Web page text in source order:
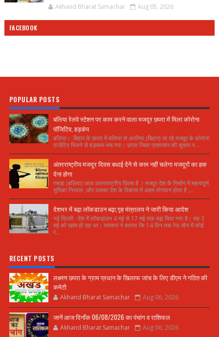
Akhand Bharat Samachar Aug 05, 2026
FACEBOOK
POPULAR POSTS
बलिया रेलवे स्टेशन पर काम करने वाला मजदूर छपरा में मिला कोरोना
पॉजिटिव, हड़कंप
बलिया। बिहार के छपरा में बलिया से अररिया (बिहार) जा रहे मजदूर के कोरोना
पाजेटिव मिलने से हड़कम्प मच गया। छपरा जिला प्रशासन की सूचना प...
अंतरराष्ट्रीय मजदूर दिवस बधाई देने से काम नहीं चलेगा मजदूरों का हक
देना होगा
रसड़ा (बलिया) आज अंतरराष्ट्रीय दिवस है । मजदूर देश के निर्माण में महत्वपूर्ण
भूमिका निभाता ,और उसका देश के विकास में अहम योगदान होता है ,...
देशभर में बढ़ा लॉकडाउन बढ़ा,गृह मंत्रालय ने जारी किया आदेश
नई दिल्ली. देश में लॉकडाउन 4 मई से 17 मई तक बढ़ा दिया गया है। यह 3
मई को खत्म हो रहा था। सरकार ने बताया कि 14 दिन तक रेड जोन में कोई
र...
RECENT POSTS
लक्ष्मण छपरा के ग्राम प्रधान के खिलाफ जांच के लिए डीएम ने गठित की
कमेटी
Akhand Bharat Samachar Aug 06, 2026
जानें आज दिनाँक 06/08/2026 का पंचांग व राशिफल
Akhand Bharat Samachar Aug 06, 2026